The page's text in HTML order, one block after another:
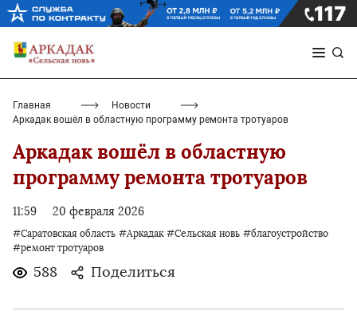
Главная
Новости
Аркадак вошёл в областную программу ремонта тротуаров
Аркадак вошёл в областную
программу ремонта тротуаров
11:59 20 февраля 2026
#Саратовская область #Аркадак #Сельская новь #благоустройство
#ремонт тротуаров
588 Поделиться